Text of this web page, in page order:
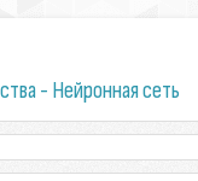
- Нейронная сеть